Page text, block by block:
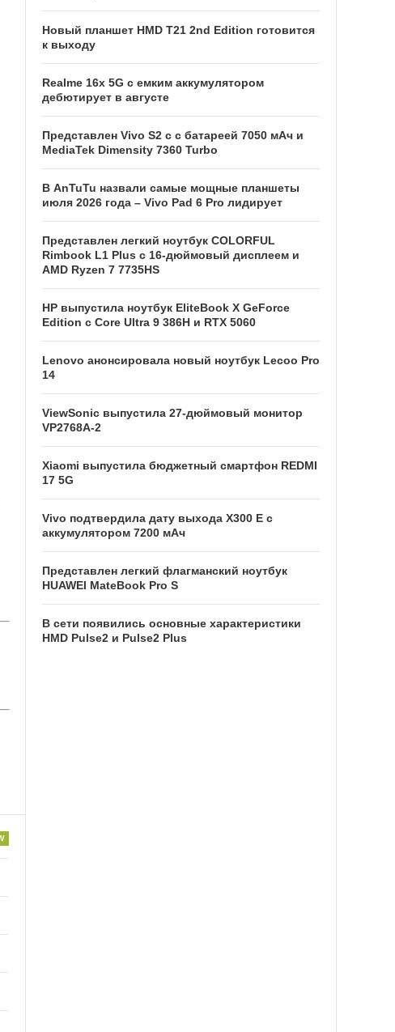
Новый планшет HMD T21 2nd Edition готовится
к выходу
Realme 16x 5G с емким аккумулятором
дебютирует в августе
Представлен Vivo S2 с с батареей 7050 мАч и
MediaTek Dimensity 7360 Turbo
В AnTuTu назвали самые мощные планшеты
июля 2026 года – Vivo Pad 6 Pro лидирует
Представлен легкий ноутбук COLORFUL
Rimbook L1 Plus с 16-дюймовый дисплеем и
AMD Ryzen 7 7735HS
HP выпустила ноутбук EliteBook X GeForce
Edition с Core Ultra 9 386H и RTX 5060
Lenovo анонсировала новый ноутбук Lecoo Pro
14
ViewSonic выпустила 27-дюймовый монитор
VP2768A-2
Xiaomi выпустила бюджетный смартфон REDMI
17 5G
Vivo подтвердила дату выхода X300 E с
аккумулятором 7200 мАч
Представлен легкий флагманский ноутбук
HUAWEI MateBook Pro S
В сети появились основные характеристики
HMD Pulse2 и Pulse2 Plus